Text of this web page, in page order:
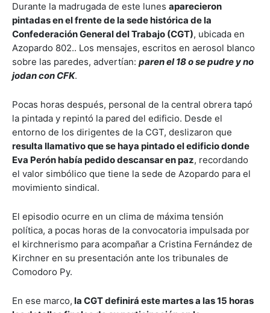
Durante la madrugada de este lunes aparecieron
pintadas en el frente de la sede histórica de la
Confederación General del Trabajo (CGT), ubicada en
Azopardo 802.. Los mensajes, escritos en aerosol blanco
sobre las paredes, advertían: paren el 18 o se pudre y no
jodan con CFK.
Pocas horas después, personal de la central obrera tapó
la pintada y repintó la pared del edificio. Desde el
entorno de los dirigentes de la CGT, deslizaron que
resulta llamativo que se haya pintado el edificio donde
Eva Perón había pedido descansar en paz, recordando
el valor simbólico que tiene la sede de Azopardo para el
movimiento sindical.
El episodio ocurre en un clima de máxima tensión
política, a pocas horas de la convocatoria impulsada por
el kirchnerismo para acompañar a Cristina Fernández de
Kirchner en su presentación ante los tribunales de
Comodoro Py.
En ese marco, la CGT definirá este martes a las 15 horas